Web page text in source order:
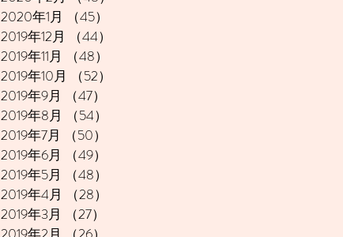
2020年1月
（45）
2019年12月
（44）
2019年11月
（48）
2019年10月
（52）
2019年9月
（47）
2019年8月
（54）
2019年7月
（50）
2019年6月
（49）
2019年5月
（48）
2019年4月
（28）
2019年3月
（27）